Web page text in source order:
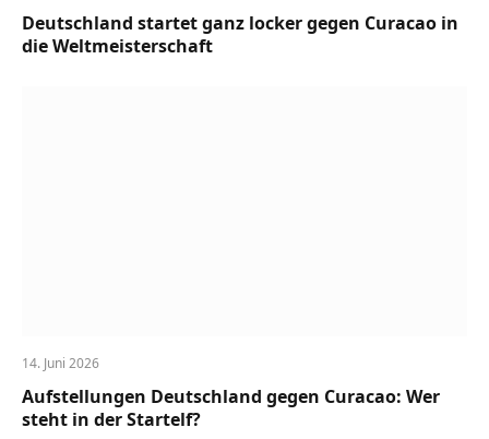
Deutschland startet ganz locker gegen Curacao in
die Weltmeisterschaft
14. Juni 2026
Aufstellungen Deutschland gegen Curacao: Wer
steht in der Startelf?